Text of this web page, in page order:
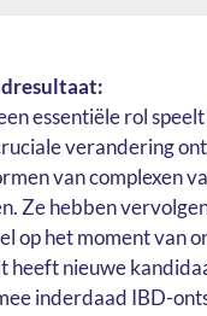
essentiële rol
verandering
van complexen
Ze hebben
op het moment van
heeft nieuwe
inderdaad IBD-